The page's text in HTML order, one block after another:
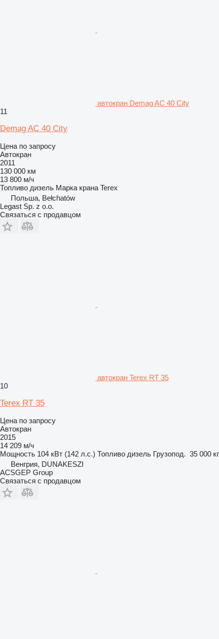
автокран Demag AC 40 City
11
Demag AC 40 City
Цена по запросу
Автокран
2011
130 000 км
13 800 м/ч
Топливо дизель Марка крана Terex
Польша, Bełchatów
Legast Sp. z o.o.
Связаться с продавцом
автокран Terex RT 35
10
Terex RT 35
Цена по запросу
Автокран
2015
14 209 м/ч
Мощность 104 кВт (142 л.с.) Топливо дизель Грузопод. 35 000 кг
Венгрия, DUNAKESZI
ACSGEP Group
Связаться с продавцом